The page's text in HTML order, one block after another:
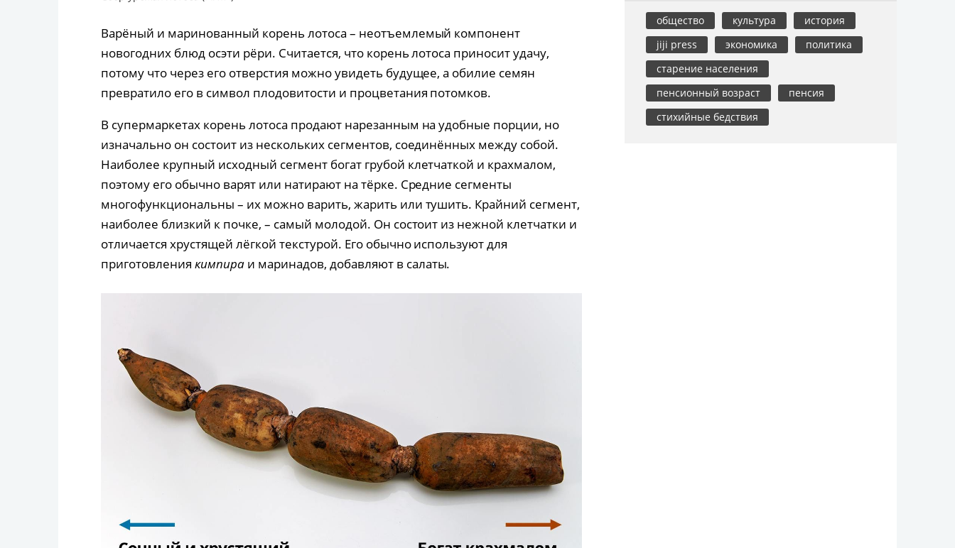
Варёный и маринованный корень лотоса – неотъемлемый компонент
новогодних блюд осэти рёри. Считается, что корень лотоса приносит удачу,
потому что через его отверстия можно увидеть будущее, а обилие семян
превратило его в символ плодовитости и процветания потомков.
В супермаркетах корень лотоса продают нарезанным на удобные порции, но
изначально он состоит из нескольких сегментов, соединённых между собой.
Наиболее крупный исходный сегмент богат грубой клетчаткой и крахмалом,
поэтому его обычно варят или натирают на тёрке. Средние сегменты
многофункциональны – их можно варить, жарить или тушить. Крайний сегмент,
наиболее близкий к почке, – самый молодой. Он состоит из нежной клетчатки и
отличается хрустящей лёгкой текстурой. Его обычно используют для
приготовления кимпираи маринадов, добавляют в салаты.
общество культура
история
jiji press
экономика
политика
старение населения
пенсионный возраст
пенсия
стихийные бедствия